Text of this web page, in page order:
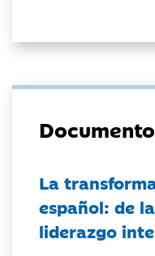
La
español: de
liderazgo